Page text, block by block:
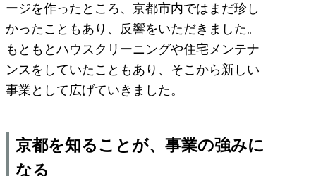
ージを作ったところ、京都市内ではまだ珍し
かったこともあり、反響をいただきました。
もともとハウスクリーニングや住宅メンテナ
ンスをしていたこともあり、そこから新しい
事業として広げていきました。
京都を知ることが、事業の強みに
なる